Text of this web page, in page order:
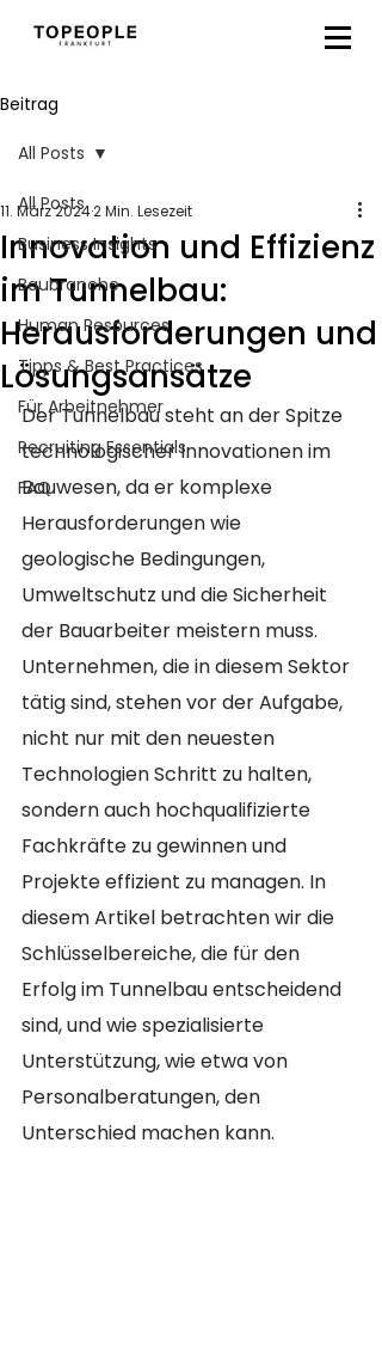
Beitrag
All Posts
Business Insights
Baubranche
Human Resources
Tipps & Best Practices
Für Arbeitnehmer
Recruiting Essentials
FAQ
All Posts
Innovation und Effizienz
im Tunnelbau:
Herausforderungen und
Lösungsansätze
11. März 20242 Min. Lesezeit
Der Tunnelbau steht an der Spitze
technologischer Innovationen im
Bauwesen, da er komplexe
Herausforderungen wie
geologische Bedingungen,
Umweltschutz und die Sicherheit
der Bauarbeiter meistern muss.
Unternehmen, die in diesem Sektor
tätig sind, stehen vor der Aufgabe,
nicht nur mit den neuesten
Technologien Schritt zu halten,
sondern auch hochqualifizierte
Fachkräfte zu gewinnen und
Projekte effizient zu managen. In
diesem Artikel betrachten wir die
Schlüsselbereiche, die für den
Erfolg im Tunnelbau entscheidend
sind, und wie spezialisierte
Unterstützung, wie etwa von
Personalberatungen, den
Unterschied machen kann.